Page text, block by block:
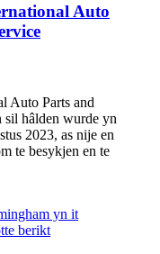
Auto
Auto Parts and
sil hâlden wurde yn
2023, as nije en
te besykjen en te